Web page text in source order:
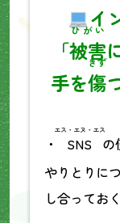
イ
「被害
ひがい
手を傷
きず
・ SNS
エス・エヌ・エス
の
やりとりに
し合っておく